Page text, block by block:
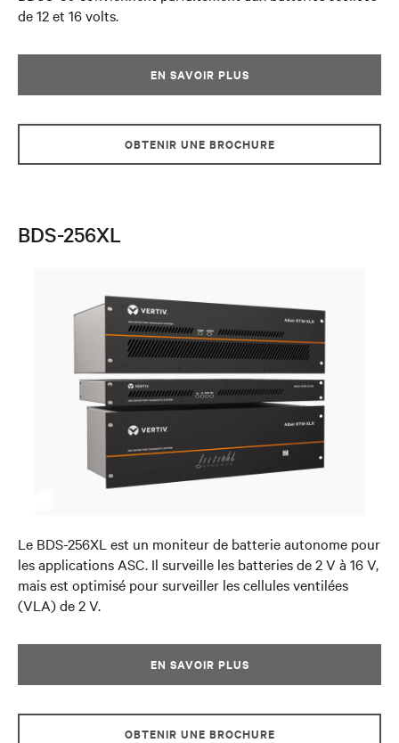
de 12 et 16 volts.
EN SAVOIR PLUS
OBTENIR UNE BROCHURE
BDS-256XL
Le BDS-256XL est un moniteur de batterie autonome pour
les applications ASC. Il surveille les batteries de 2 V à 16 V,
mais est optimisé pour surveiller les cellules ventilées
(VLA) de 2 V.
EN SAVOIR PLUS
OBTENIR UNE BROCHURE